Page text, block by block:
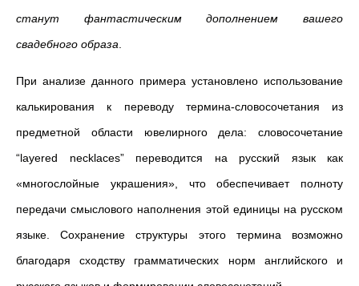
станут фантастическим дополнением вашего
свадебного образа
При анализе данного примера установлено использование
калькирования к переводу термина-словосочетания из
предметной области ювелирного дела: словосочетание
“layered necklaces” переводится на русский язык как
«многослойные украшения», что обеспечивает полноту
передачи смыслового наполнения этой единицы на русском
языке. Сохранение структуры этого термина возможно
благодаря сходству грамматических норм английского и